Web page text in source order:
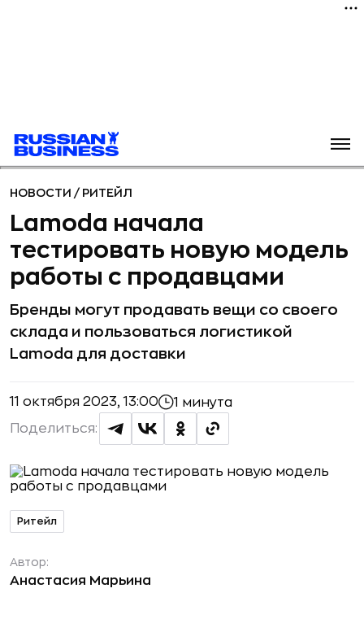
НОВОСТИ / РИТЕЙЛ
Lamoda начала
тестировать новую модель
работы с продавцами
Бренды могут продавать вещи со своего
склада и пользоваться логистикой
Lamoda для доставки
11 октября 2023, 13:00 1 минута
Поделиться:
Ритейл
Автор:
Анастасия Марьина